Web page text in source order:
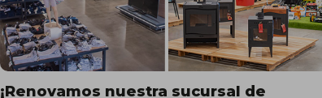
¡Renovamos nuestra sucursal de